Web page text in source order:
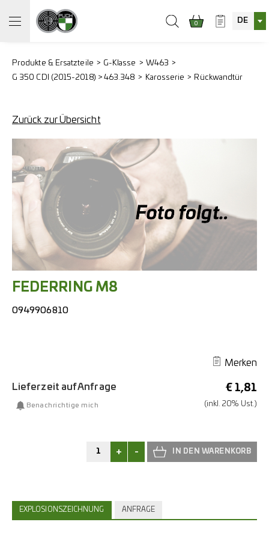
0 DE
Produkte & Ersatzteile G-Klasse
W463
G 350 CDI (2015-2018) > 463.348
Karosserie Rückwandtür
Zurück zur Übersicht
FEDERRING M8
0949906810
Merken
€ 1,81
(inkl. 20% Ust.)
Lieferzeit auf Anfrage
Benachrichtige mich
+ -
EXPLOSIONSZEICHNUNG ANFRAGE